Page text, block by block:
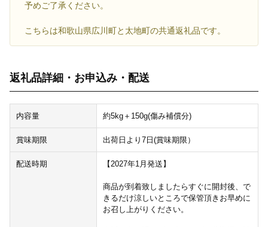
予めご了承ください。
こちらは和歌山県広川町と太地町の共通返礼品です。
返礼品詳細・お申込み・配送
内容量 約5kg＋150g(傷み補償分)
賞味期限 出荷日より7日(賞味期限）
配送時期 【2027年1月発送】
商品が到着致しましたらすぐに開封後、で
きるだけ涼しいところで保管頂きお早めに
お召し上がりください。